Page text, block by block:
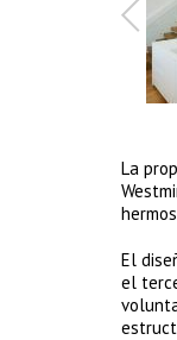
La
El
el